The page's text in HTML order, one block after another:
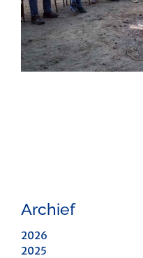
Archief
2026
2025